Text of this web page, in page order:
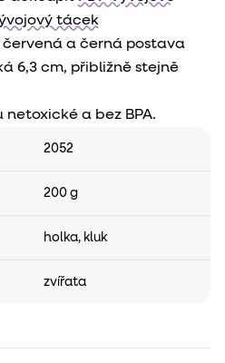
tácek
červená a černá postava
6,3 cm, přibližně stejně
netoxické a bez BPA.
2052
200 g
holka, kluk
zvířata